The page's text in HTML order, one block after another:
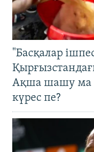
"Басқалар
Ақша шашу ма
күрес пе?